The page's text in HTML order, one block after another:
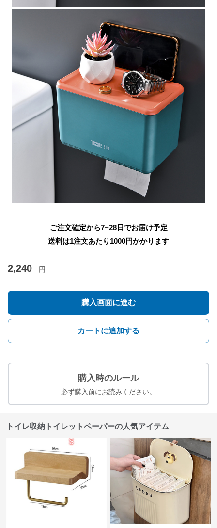
ご注文確定から7~28日でお届け予定
送料は1注文あたり 1000円かかります
2,240 円
購入画面に進む
カートに追加する
購入時のルール
必ず購入前にお読みください。
トイレ収納トイレットペーパーの人気アイテム